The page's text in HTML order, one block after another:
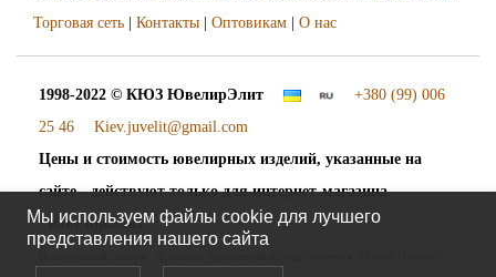
Торговая сеть
Контакты Оптовикам О нас
1998-2022 © КЮЗ ЮвелирЭлит
+380 (99) 006
25 46
Kiev.juvelit@gmail.com
Цены и стоимость ювелирных изделий, указанные на
сайте - действуют только для интернет-магазина
"ЮвелирЭлит".
Мы используем файлы cookie для лучшего
представления нашего сайта